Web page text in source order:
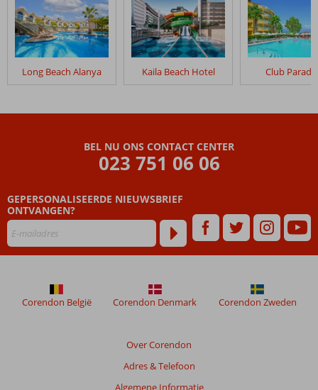
geschreven
na
hun
verblijf
The
zijn
dan
worden
meer
weergegeven
Long Beach Alanya Kaila Beach Hotel Club
BEL NU ONS CONTACT CENTER
023 751 06 06
GEPERSONALISEERDE NIEUWSBRIEF
ONTVANGEN?
Over Corendon
Adres & Telefoon
Algemene Informatie
Corendon België Corendon Denmark Corendon Zweden